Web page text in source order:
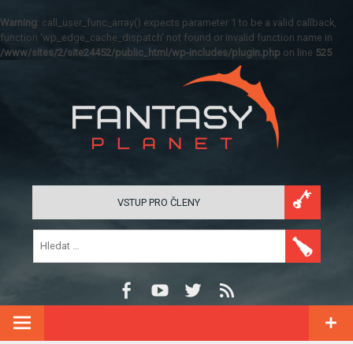
Warning: call_user_func_array() expects parameter 1 to be a valid callback,
function 'wp_edge_cache_dispatch' not found or invalid function name in
/www/sites/2/site24452/public_html/wp-includes/plugin.php on line 525
VSTUP PRO ČLENY